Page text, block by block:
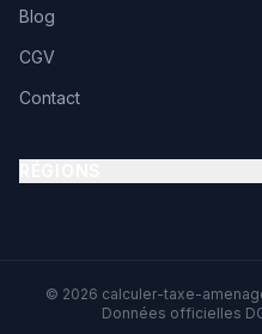
Blog
CGV
Contact
© 2026 calculer-taxe-
Données officielles